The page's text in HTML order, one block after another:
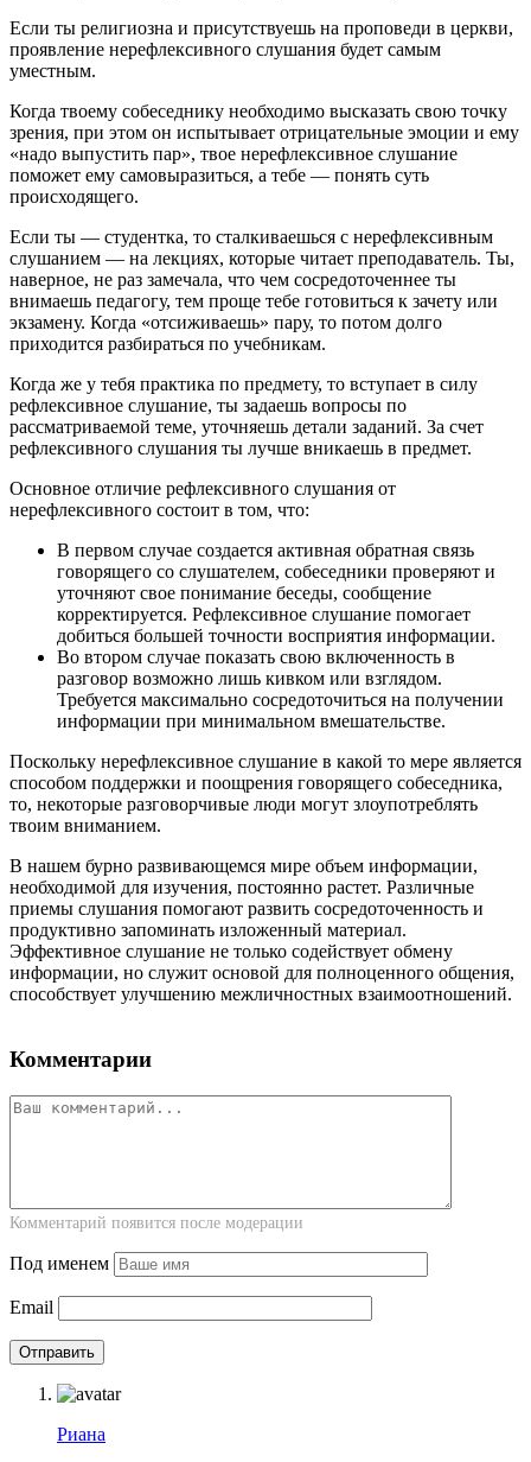
Если ты религиозна и присутствуешь на проповеди в церкви,
проявление нерефлексивного слушания будет самым
уместным.
Когда твоему собеседнику необходимо высказать свою точку
зрения, при этом он испытывает отрицательные эмоции и ему
«надо выпустить пар», твое нерефлексивное слушание
поможет ему самовыразиться, а тебе — понять суть
происходящего.
Если ты — студентка, то сталкиваешься с нерефлексивным
слушанием — на лекциях, которые читает преподаватель. Ты,
наверное, не раз замечала, что чем сосредоточеннее ты
внимаешь педагогу, тем проще тебе готовиться к зачету или
экзамену. Когда «отсиживаешь» пару, то потом долго
приходится разбираться по учебникам.
Когда же у тебя практика по предмету, то вступает в силу
рефлексивное слушание, ты задаешь вопросы по
рассматриваемой теме, уточняешь детали заданий. За счет
рефлексивного слушания ты лучше вникаешь в предмет.
Основное отличие рефлексивного слушания от
нерефлексивного состоит в том, что:
В первом случае создается активная обратная связь
говорящего со слушателем, собеседники проверяют и
уточняют свое понимание беседы, сообщение
корректируется. Рефлексивное слушание помогает
добиться большей точности восприятия информации.
Во втором случае показать свою включенность в
разговор возможно лишь кивком или взглядом.
Требуется максимально сосредоточиться на получении
информации при минимальном вмешательстве.
Поскольку нерефлексивное слушание в какой то мере является
способом поддержки и поощрения говорящего собеседника,
то, некоторые разговорчивые люди могут злоупотреблять
твоим вниманием.
В нашем бурно развивающемся мире объем информации,
необходимой для изучения, постоянно растет. Различные
приемы слушания помогают развить сосредоточенность и
продуктивно запоминать изложенный материал.
Эффективное слушание не только содействует обмену
информации, но служит основой для полноценного общения,
способствует улучшению межличностных взаимоотношений.
Комментарии
Комментарий появится после модерации
Под именем
Email
Риана